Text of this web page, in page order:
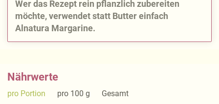
Wer das Rezept rein pflanzlich zubereiten
möchte, verwendet statt Butter einfach
Alnatura Margarine.
Nährwerte
pro Portion pro 100 g Gesamt